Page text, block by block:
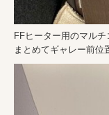
FFヒーター用のマル
まとめてギャレー前位